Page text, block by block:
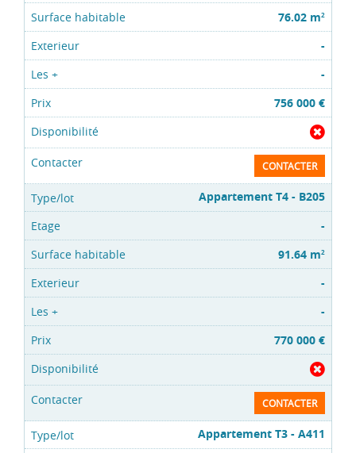
76.02 m2
-
-
756 000 €
CONTACTER
Appartement T4 - B205
-
91.64 m2
-
-
770 000 €
CONTACTER
Appartement T3 - A411